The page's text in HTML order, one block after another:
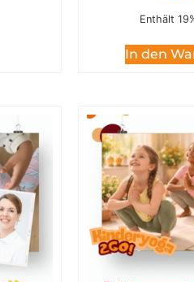
Enthält
In den